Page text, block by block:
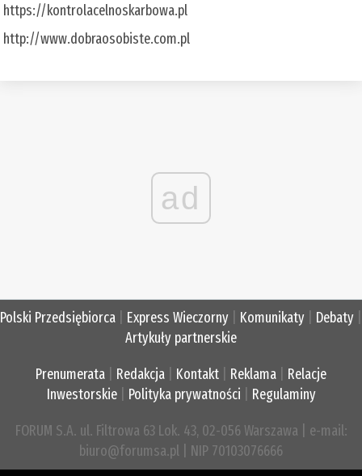
https://kontrolacelnoskarbowa.pl
http://www.dobraosobiste.com.pl
ad
Polski Przedsiębiorca Express Wieczorny Komunikaty Debaty
Artykuły partnerskie
Prenumerata Redakcja Kontakt Reklama
Relacje
Inwestorskie| Polityka prywatności Regulaminy
FORUM S.A. ul. Filtrowa 63 Lok. 43, 02-056 Warszawa | e-mail:
biuro@forumsa.pl | NIP 70103076666